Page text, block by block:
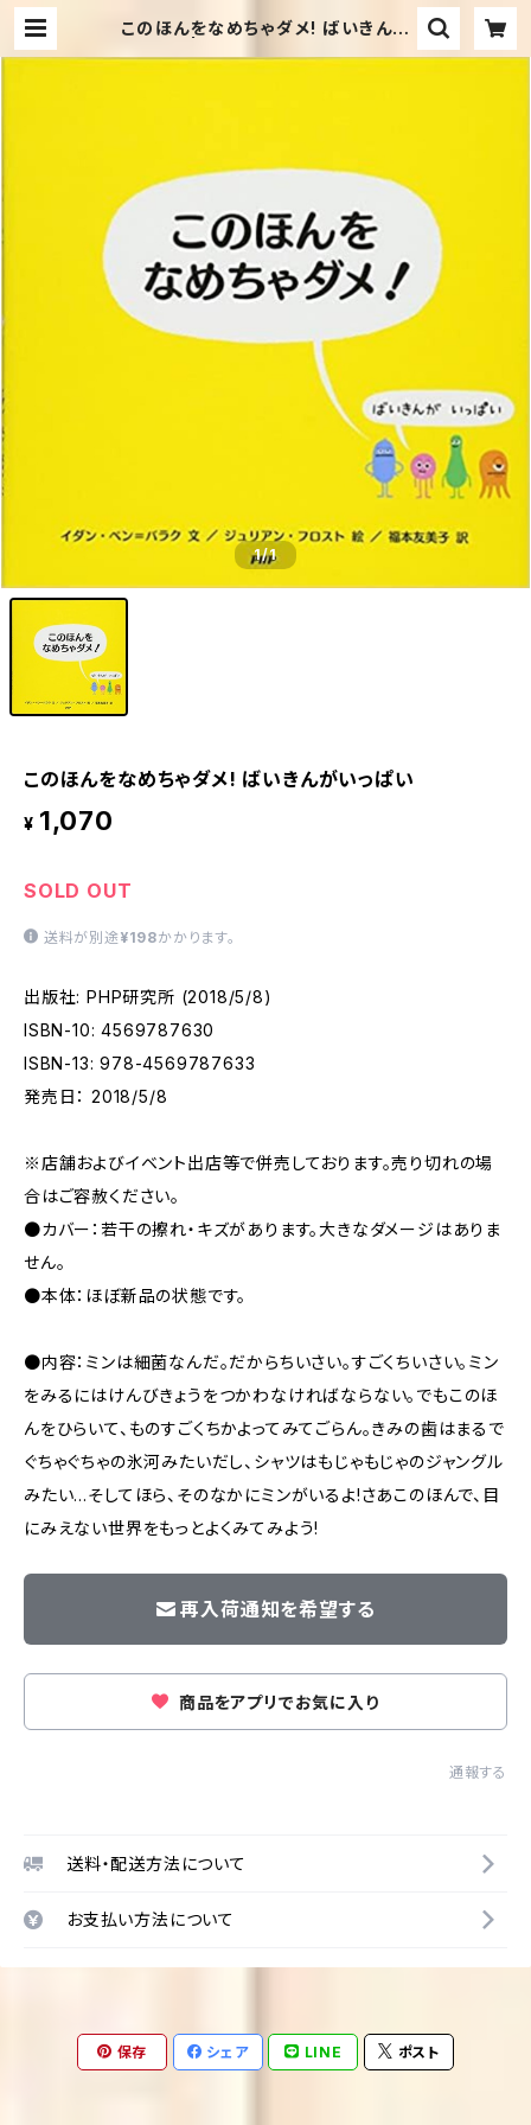
このほんをなめちゃダメ! ばいきんが
めだか古書店
1/1
このほんをなめちゃダメ! ばいきんがいっぱい
¥ 1,070
SOLD OUT
送料が別途 ¥198かかります。
出版社: PHP研究所 (2018/5/8)
ISBN-10: 4569787630
ISBN-13: 978-4569787633
発売日： 2018/5/8
※店舗およびイベント出店等で併売しております。売り切れの場
合はご容赦ください。
●カバー：若干の擦れ・キズがあります。大きなダメージはありま
せん。
●本体：ほぼ新品の状態です。
●内容：ミンは細菌なんだ。だからちいさい。すごくちいさい。ミン
をみるにはけんびきょうをつかわなければならない。でもこのほ
んをひらいて、ものすごくちかよってみてごらん。きみの歯はまるで
ぐちゃぐちゃの氷河みたいだし、シャツはもじゃもじゃのジャングル
みたい…そしてほら、そのなかにミンがいるよ!さあこのほんで、目
にみえない世界をもっとよくみてみよう!
再入荷通知を希望する
商品をアプリでお気に入り
通報する
送料・配送方法について
お支払い方法について
保存 シェア LINE ポスト